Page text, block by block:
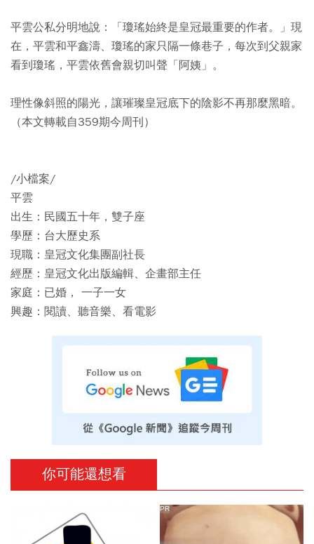
平雲公私分明地說：「瓊瑤始終是皇冠最重要的作者。」現
在，平雲和平鑫濤、瓊瑤的家只隔一條巷子，每次到父親家
看到瓊瑤，平雲依舊會親切叫聲「阿姨」。
理性像斜照的陽光，讓璀璨皇冠底下的陰影不再那麼黑暗。
（本文轉載自359期今周刊）
/小檔案/
平雲
出生：民國五十年，雙子座
學歷：台大歷史系
現職：皇冠文化集團副社長
經歷：皇冠文化出版編輯、企畫部主任
家庭：已婚， 一子一女
興趣：閱讀、聽音樂、看電影
你可能還想看
PR